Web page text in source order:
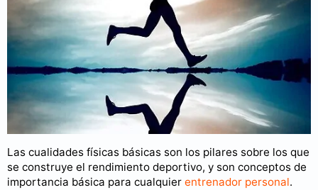
Las cualidades físicas básicas son los pilares sobre los que
se construye el rendimiento deportivo, y son conceptos de
importancia básica para cualquier entrenador personal.